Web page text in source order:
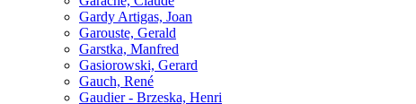
Gardy Artigas, Joan
Garouste, Gerald
Garstka, Manfred
Gasiorowski, Gerard
Gauch, René
Gaudier - Brzeska, Henri